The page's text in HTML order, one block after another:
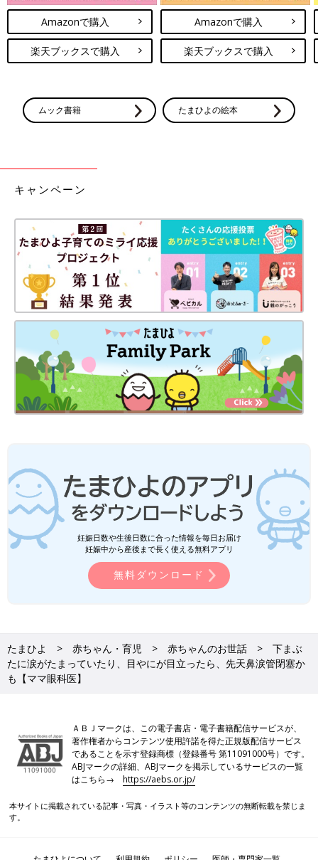
眼科医。獨協医科大学・眼科学教室勤務。研修医時代に内視鏡が
楽しくて消化器内科と迷ったが、眼科に入局。眼科領域にも涙道
内視鏡があるのを知り、他大学で勉強をして獨協医科大学病院に
導入。涙道内視鏡を用いた涙道閉塞治療を行っている。
協力／松本眼科・頓宮真紀先生
Amazonで購入
楽天ブックスで購入
Amazonで購入
楽天ブックスで購入
ムック書籍 たまひよの絵本
キャンペーン
妊娠日数や生後日数に合った情報を毎日お届け
妊娠中から産後まで長く使える無料アプリ
無料ダウンロード
たまひよ 赤ちゃん・育児 赤ちゃんのお世話
下まぶ
たに涙がたまっていたり、目やにが目立ったら、先天鼻涙管閉塞か
も【ママ眼科医】
ＡＢＪマークは、この電子書店・電子書籍配信サービスが、
著作権者からコンテンツ使用許諾を得た正規版配信サービス
であることを示す登録商標（登録番号 第11091000号）です。
ABJマークの詳細、ABJマークを掲示しているサービスの一覧
はこちら→https://aebs.or.jp/
本サイトに掲載されている記事・写真・イラスト等のコンテンツの無断転載を禁じま
す。